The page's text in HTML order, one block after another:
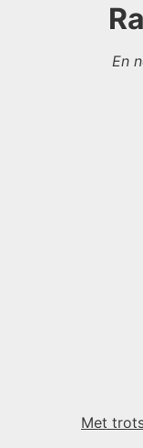
En
Met